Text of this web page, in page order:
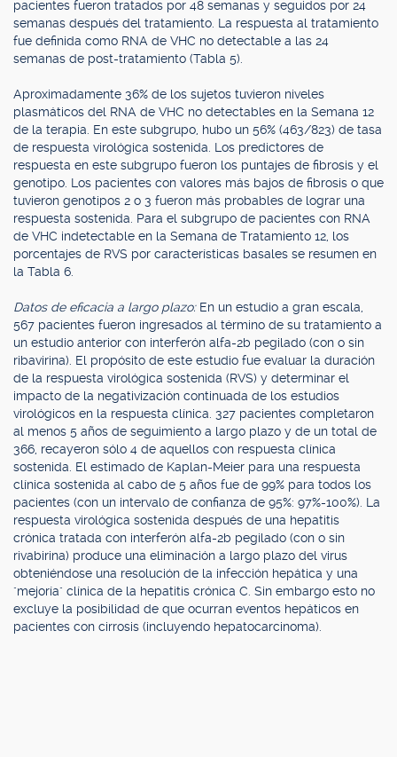
pacientes fueron tratados por 48 semanas y seguidos por 24
semanas después del tratamiento. La respuesta al tratamiento
fue definida como RNA de VHC no detectable a las 24
semanas de post-tratamiento (Tabla 5).
Aproximadamente 36% de los sujetos tuvieron niveles
plasmáticos del RNA de VHC no detectables en la Semana 12
de la terapia. En este subgrupo, hubo un 56% (463/823) de tasa
de respuesta virológica sostenida. Los predictores de
respuesta en este subgrupo fueron los puntajes de fibrosis y el
genotipo. Los pacientes con valores más bajos de fibrosis o que
tuvieron genotipos 2 o 3 fueron más probables de lograr una
respuesta sostenida. Para el subgrupo de pacientes con RNA
de VHC indetectable en la Semana de Tratamiento 12, los
porcentajes de RVS por características basales se resumen en
la Tabla 6.
Datos de eficacia a largo plazo: En un estudio a gran escala,
567 pacientes fueron ingresados al término de su tratamiento a
un estudio anterior con interferón alfa-2b pegilado (con o sin
ribavirina). El propósito de este estudio fue evaluar la duración
de la respuesta virológica sostenida (RVS) y determinar el
impacto de la negativización continuada de los estudios
virológicos en la respuesta clínica. 327 pacientes completaron
al menos 5 años de seguimiento a largo plazo y de un total de
366, recayeron sólo 4 de aquellos con respuesta clínica
sostenida. El estimado de Kaplan-Meier para una respuesta
clínica sostenida al cabo de 5 años fue de 99% para todos los
pacientes (con un intervalo de confianza de 95%: 97%-100%). La
respuesta virológica sostenida después de una hepatitis
crónica tratada con interferón alfa-2b pegilado (con o sin
rivabirina) produce una eliminación a largo plazo del virus
obteniéndose una resolución de la infección hepática y una
"mejoría" clínica de la hepatitis crónica C. Sin embargo esto no
excluye la posibilidad de que ocurran eventos hepáticos en
pacientes con cirrosis (incluyendo hepatocarcinoma).